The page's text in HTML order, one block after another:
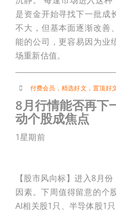
是资金开始寻找下一批成
不大，但基本面逐渐改善
能的公司，更容易因为业
场重新估值。
付费会员 ， 精选好文 ，置顶好
8月行情能否再下
动个股成焦点
1星期前
【股市风向标】进入8月
因素。下周值得留意的个
AI相关股1只、半导体股1只